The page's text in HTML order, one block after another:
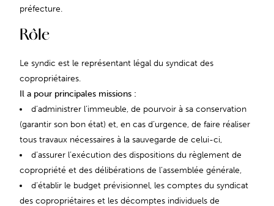
préfecture.
Rôle
Le syndic est le représentant légal du syndicat des
copropriétaires.
Il a pour principales missions :
d’administrer l’immeuble, de pourvoir à sa conservation
(garantir son bon état) et, en cas d’urgence, de faire réaliser
tous travaux nécessaires à la sauvegarde de celui-ci,
d’assurer l’exécution des dispositions du règlement de
copropriété et des délibérations de l’assemblée générale,
d’établir le budget prévisionnel, les comptes du syndicat
des copropriétaires et les décomptes individuels de